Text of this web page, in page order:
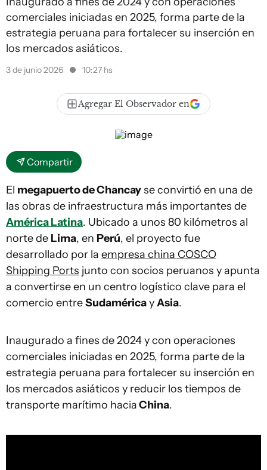
comerciales iniciadas en 2025, forma parte de la
estrategia peruana para fortalecer su inserción en
los mercados asiáticos.
3 de junio 2026 10:27 hs
Agregar El Observador en
Compartir
El megapuerto de Chancayse convirtió en una de
las obras de infraestructura más importantes de
América Latina. Ubicado a unos 80 kilómetros al
norte de Lima, en Perú, el proyecto fue
desarrollado por la empresa china COSCO
Shipping Ports junto con socios peruanos y apunta
a convertirse en un centro logístico clave para el
comercio entreSudaméricayAsia.
Inaugurado a fines de 2024 y con operaciones
comerciales iniciadas en 2025, forma parte de la
estrategia peruana para fortalecer su inserción en
los mercados asiáticos y reducir los tiempos de
transporte marítimo haciaChina.